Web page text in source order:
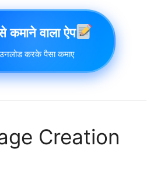
कमाने वाला ऐप
करके पैसा कमाए
Creation